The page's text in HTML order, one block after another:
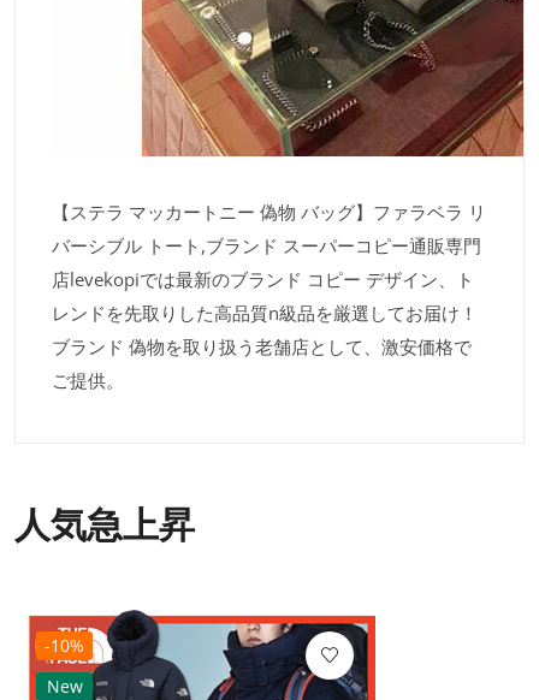
【ステラ マッカートニー 偽物 バッグ】ファラベラ リ
バーシブル トート,ブランド スーパーコピー通販専門
店levekopiでは最新のブランド コピー デザイン、ト
レンドを先取りした高品質n級品を厳選してお届け！
ブランド 偽物を取り扱う老舗店として、激安価格で
ご提供。
人気急上昇
-10%
New